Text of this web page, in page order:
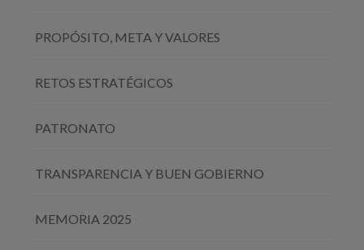
PROPÓSITO, META Y VALORES
RETOS ESTRATÉGICOS
PATRONATO
TRANSPARENCIA Y BUEN GOBIERNO
MEMORIA 2025